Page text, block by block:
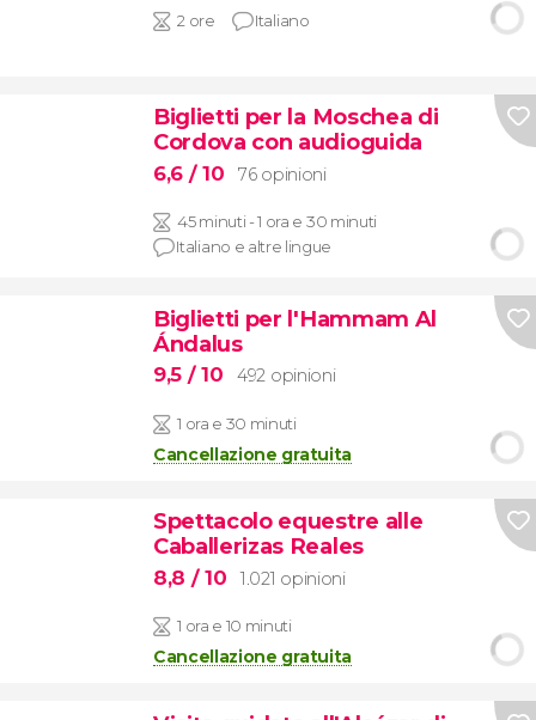
2 ore Italiano
Biglietti per la Moschea di
Cordova con audioguida
6,6 / 10 76 opinioni
45 minuti - 1 ora e 30 minuti
Italiano e altre lingue
Biglietti per l'Hammam Al
Ándalus
9,5 / 10 492 opinioni
1 ora e 30 minuti
Cancellazione gratuita
Spettacolo equestre alle
Caballerizas Reales
8,8 / 10 1.021 opinioni
1 ora e 10 minuti
Cancellazione gratuita